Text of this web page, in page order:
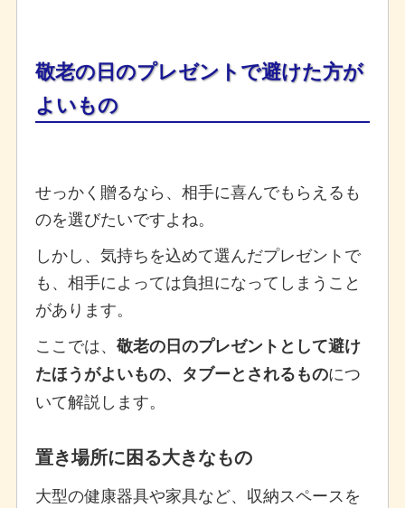
敬老の日のプレゼントで避けた方が
よいもの
せっかく贈るなら、相手に喜んでもらえるも
のを選びたいですよね。
しかし、気持ちを込めて選んだプレゼントで
も、相手によっては負担になってしまうこと
があります。
ここでは、 敬老の日のプレゼントとして避け
たほうがよいもの、タブーとされるものにつ
いて解説します。
置き場所に困る大きなもの
大型の健康器具や家具など、収納スペースを